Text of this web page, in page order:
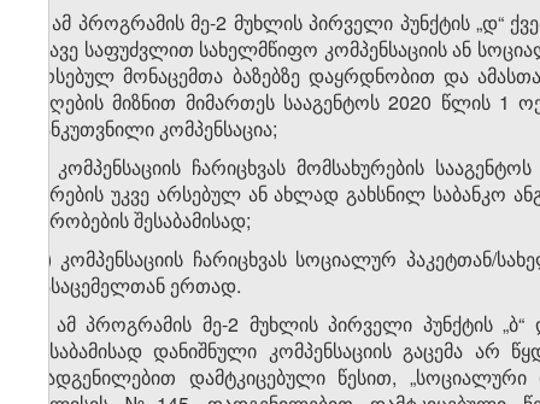
ბ) ამ პროგრამის მე-2 მუხლის პირველი პუნქტის „დ“
ამავე საფუძვლით სახელმწიფო კომპენსაციის ან
არსებულ მონაცემთა ბაზებზე დაყრდნობით და
მიღების მიზნით მიმართეს სააგენტოს 2020 წლის
განკუთვნილი კომპენსაცია;
გ) კომპენსაციის ჩარიცხვას მომსახურების
პირების უკვე არსებულ ან ახლად გახსნილ საბანკო
პირობების შესაბამისად;
დ) კომპენსაციის ჩარიცხვას სოციალურ პაკეტთან/
გასაცემელთან ერთად.
3. ამ პროგრამის მე-2 მუხლის პირველი პუნქტის
შესაბამისად დანიშნული კომპენსაციის გაცემა
დადგენილებით დამტკიცებული წესით,